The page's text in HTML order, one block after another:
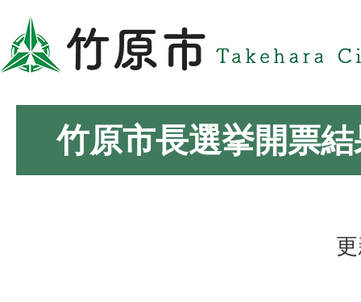
竹原市長選挙開票